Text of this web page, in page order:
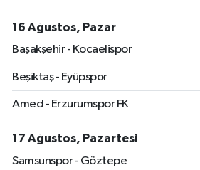
16 Ağustos, Pazar
Başakşehir - Kocaelispor
Beşiktaş - Eyüpspor
Amed - Erzurumspor FK
17 Ağustos, Pazartesi
Samsunspor - Göztepe